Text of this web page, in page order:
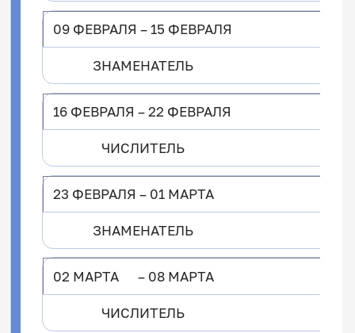
09 ФЕВРАЛЯ – 15 ФЕВРАЛЯ
ЗНАМЕНАТЕЛЬ
16 ФЕВРАЛЯ – 22 ФЕВРАЛЯ
ЧИСЛИТЕЛЬ
23 ФЕВРАЛЯ – 01 МАРТА
ЗНАМЕНАТЕЛЬ
02 МАРТА – 08 МАРТА
ЧИСЛИТЕЛЬ